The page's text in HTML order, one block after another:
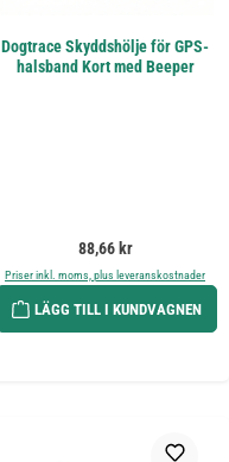
Dogtrace Skyddshölje för GPS-
halsband Kort med Beeper
Ordinarie pris:
88,66 kr
Priser inkl. moms, plus leveranskostnader
LÄGG TILL I KUNDVAGNEN